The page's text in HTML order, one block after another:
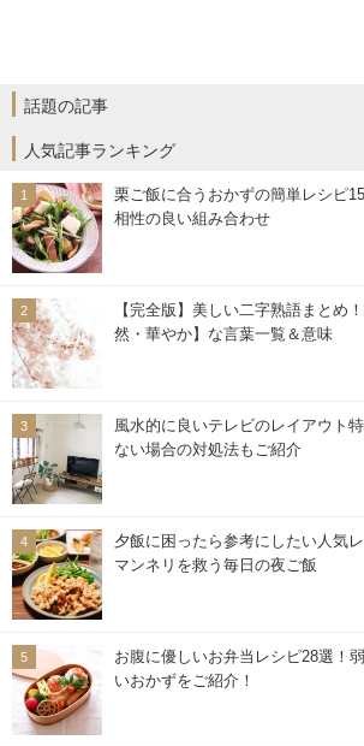
話題の記事
人気記事ランキング
栗ご飯に合うおかずの簡単レシピ
相性の良い組み合わせ
【完全版】美しい二字熟語まとめ
然・華やか】な言葉一覧＆意味
風水的に良いテレビのレイアウト
ない場合の対処法もご紹介
夕飯に困ったら参考にしたい人気
マンネリを救う毎日の夜ご飯
お腹に優しいお弁当レシピ28選！
いおかずをご紹介！